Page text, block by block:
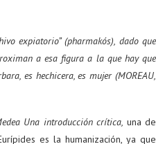
expiatorio” (pharmakós), dado que
a esa figura a la que hay que
es hechicera, es mujer (MOREAU,
Una introducción crítica, una de
es la humanización, ya que